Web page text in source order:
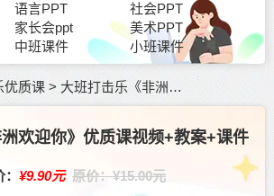
语言PPT
社会PPT
家长会ppt
美术PPT
中班课件 小班课件
优质课 > 大班打击乐《非洲欢迎你》优质课视频+教案+课件
欢迎你》优质课视频+教案+课件
¥9.90元 原价：¥15.00元